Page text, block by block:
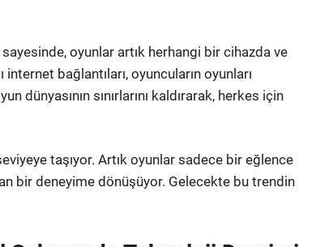
oyunlar artık herhangi bir cihazda ve
bağlantıları, oyuncuların oyunları
dünyasının sınırlarını kaldırarak, herkes için
taşıyor. Artık oyunlar sadece bir eğlence
bir deneyime dönüşüyor. Gelecekte bu trendin